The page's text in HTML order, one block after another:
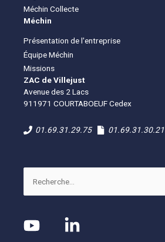
Méchin Collecte
Méchin
Présentation de l'entreprise
Équipe Méchin
Missions
ZAC de Villejust
Avenue des 2 Lacs
911971 COURTABOEUF Cedex
01.69.31.29.75 01.69.31.30.21
Rechercher :